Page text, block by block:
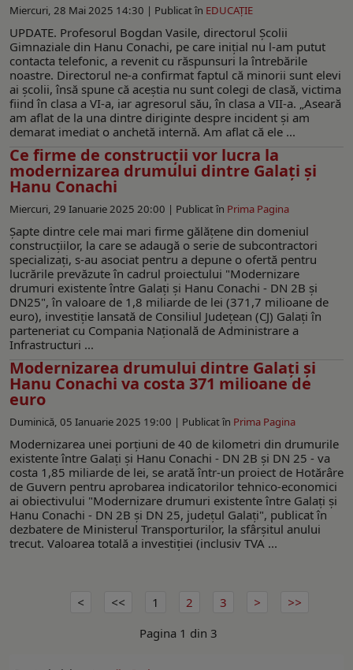
Miercuri, 28 Mai 2025 14:30 | Publicat în EDUCAŢIE
UPDATE. Profesorul Bogdan Vasile, directorul Școlii
Gimnaziale din Hanu Conachi, pe care iniţial nu l-am putut
contacta telefonic, a revenit cu răspunsuri la întrebările
noastre. Directorul ne-a confirmat faptul că minorii sunt elevi
ai şcolii, însă spune că aceştia nu sunt colegi de clasă, victima
fiind în clasa a VI-a, iar agresorul său, în clasa a VII-a. „Aseară
am aflat de la una dintre diriginte despre incident și am
demarat imediat o anchetă internă. Am aflat că ele ...
Ce firme de construcţii vor lucra la
modernizarea drumului dintre Galați și
Hanu Conachi
Miercuri, 29 Ianuarie 2025 20:00 | Publicat în Prima Pagina
Șapte dintre cele mai mari firme gălățene din domeniul
construcțiilor, la care se adaugă o serie de subcontractori
specializați, s-au asociat pentru a depune o ofertă pentru
lucrările prevăzute în cadrul proiectului "Modernizare
drumuri existente între Galaţi şi Hanu Conachi - DN 2B şi
DN25", în valoare de 1,8 miliarde de lei (371,7 milioane de
euro), investiție lansată de Consiliul Județean (CJ) Galați în
parteneriat cu Compania Națională de Administrare a
Infrastructuri ...
Modernizarea drumului dintre Galaţi şi
Hanu Conachi va costa 371 milioane de
euro
Duminică, 05 Ianuarie 2025 19:00 | Publicat în Prima Pagina
Modernizarea unei porţiuni de 40 de kilometri din drumurile
existente între Galaţi şi Hanu Conachi - DN 2B şi DN 25 - va
costa 1,85 miliarde de lei, se arată într-un proiect de Hotărâre
de Guvern pentru aprobarea indicatorilor tehnico-economici
ai obiectivului "Modernizare drumuri existente între Galaţi şi
Hanu Conachi - DN 2B şi DN 25, judeţul Galaţi", publicat în
dezbatere de Ministerul Transporturilor, la sfârşitul anului
trecut. Valoarea totală a investiţiei (inclusiv TVA ...
1 2
3
Pagina 1 din 3